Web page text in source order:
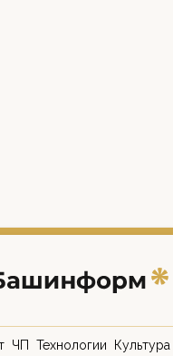
ЧП Технологии Культура